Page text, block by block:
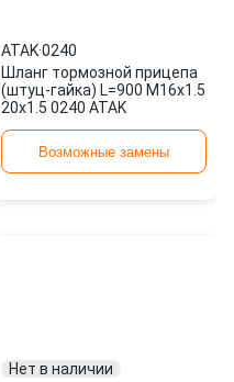
ATAK·0240
Шланг тормозной прицепа
(штуц-гайка) L=900 M16x1.5
20x1.5 0240 ATAK
Возможные замены
Нет в наличии